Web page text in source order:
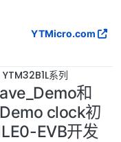
YTMicro.com
YTM32B1L系列
和
clock初
EVB开发